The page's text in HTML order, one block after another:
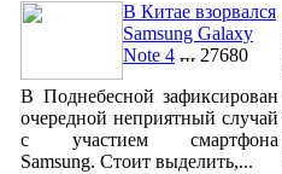
В Китае взорвался
Samsung Galaxy
Note 4
27680
В Поднебесной зафиксирован
очередной неприятный случай
с участием смартфона
Samsung. Стоит выделить,...